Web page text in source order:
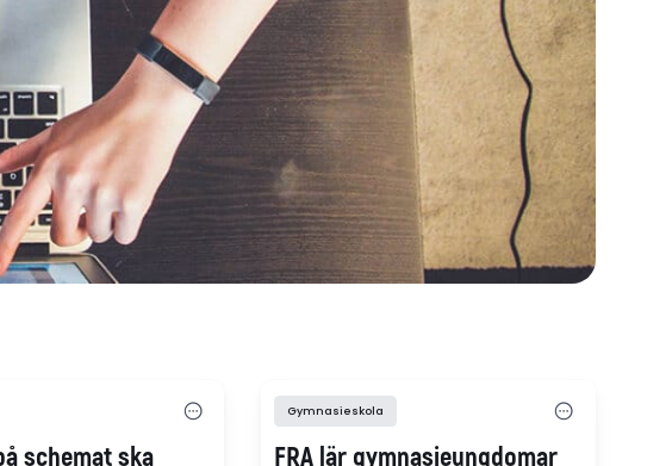
schemat ska
Gymnasieskola
FRA lär gymnasieungdomar